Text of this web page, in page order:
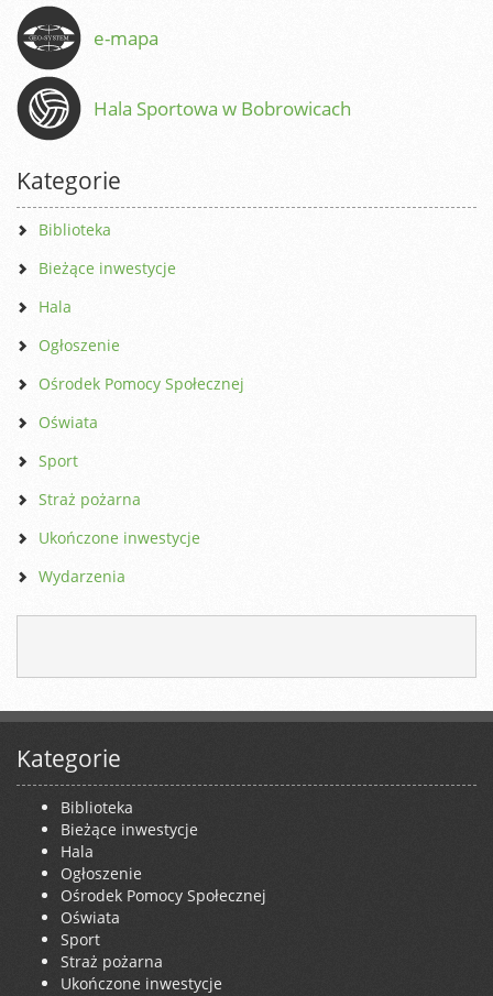
e-mapa
Hala Sportowa w Bobrowicach
Kategorie
Biblioteka
Bieżące inwestycje
Hala
Ogłoszenie
Ośrodek Pomocy Społecznej
Oświata
Sport
Straż pożarna
Ukończone inwestycje
Wydarzenia
Kategorie
Biblioteka
Bieżące inwestycje
Hala
Ogłoszenie
Ośrodek Pomocy Społecznej
Oświata
Sport
Straż pożarna
Ukończone inwestycje